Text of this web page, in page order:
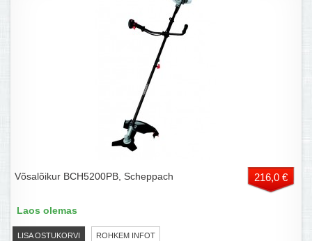
Võsalõikur BCH5200PB, Scheppach 216,0 €
LISA OSTUKORVI ROHKEM INFOT
Laos olemas